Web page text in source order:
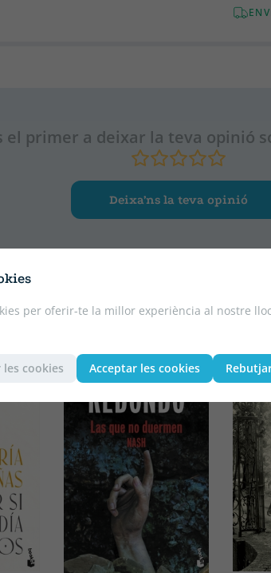
per oferir-te la millor experiència al nostre
cookies Acceptar les cookies
el primer a deixar la teva opinió
Deixa’ns la teva opinió